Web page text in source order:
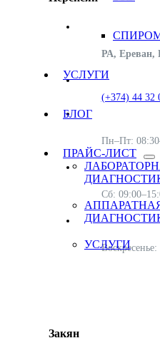
УСЛУГИ
БЛОГ
ПРАЙС-ЛИСТ
УСЛУГИ
РА, Ереван,
(+374) 44 32
Пн–Пт:
Сб:
Закян